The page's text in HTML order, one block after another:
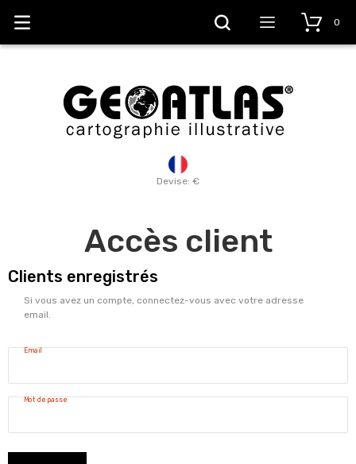
Devise: €
0
Accès client
Clients enregistrés
Si vous avez un compte, connectez-vous avec votre adresse
email.
Email
Mot de passe